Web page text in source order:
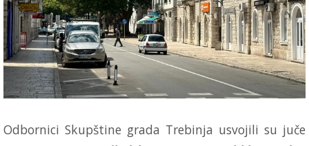
Odbornici Skupštine grada Trebinja usvojili su juče